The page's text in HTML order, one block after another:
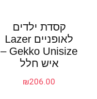
קסדת ילדים
לאופניים Lazer
Gekko Unisize –
איש חלל
₪206.00